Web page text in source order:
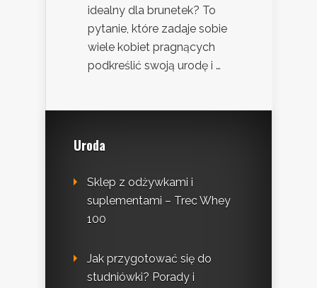
idealny dla brunetek? To
pytanie, które zadaje sobie
wiele kobiet pragnących
podkreślić swoją urodę i …
Uroda
Sklep z odżywkami i
suplementami – Trec Whey
100
Jak przygotować się do
studniówki? Porady i